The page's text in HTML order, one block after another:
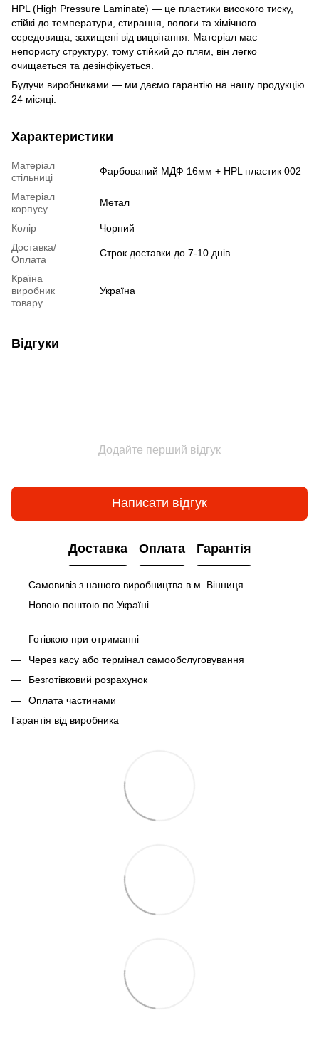
HPL (High Pressure Laminate) — це пластики високого тиску,
стійкі до температури, стирання, вологи та хімічного
середовища, захищені від вицвітання. Матеріал має
непористу структуру, тому стійкий до плям, він легко
очищається та дезінфікується.
Будучи виробниками — ми даємо гарантію на нашу продукцію
24 місяці.
Характеристики
Матеріал
стільниці
Фарбований МДФ 16мм + HPL пластик 002
Матеріал
корпусу
Метал
Колір
Чорний
Доставка/
Оплата
Строк доставки до 7-10 днів
Країна
виробник
товару
Україна
Відгуки
Додайте перший відгук
Написати відгук
Доставка Оплата Гарантія
Самовивіз з нашого виробництва в м. Вінниця
Новою поштою по Україні
Готівкою при отриманні
Через касу або термінал самообслуговування
Безготівковий розрахунок
Оплата частинами
Гарантія від виробника